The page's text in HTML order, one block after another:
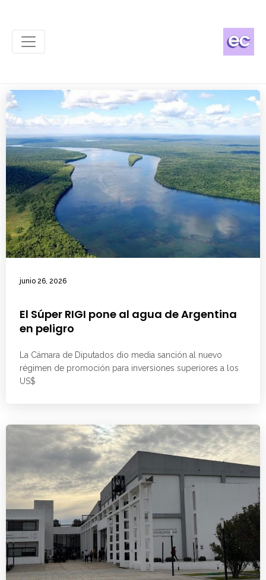
junio 26, 2026
El Súper RIGI pone al agua de Argentina
en peligro
La Cámara de Diputados dio media sanción al nuevo
régimen de promoción para inversiones superiores a los
US$